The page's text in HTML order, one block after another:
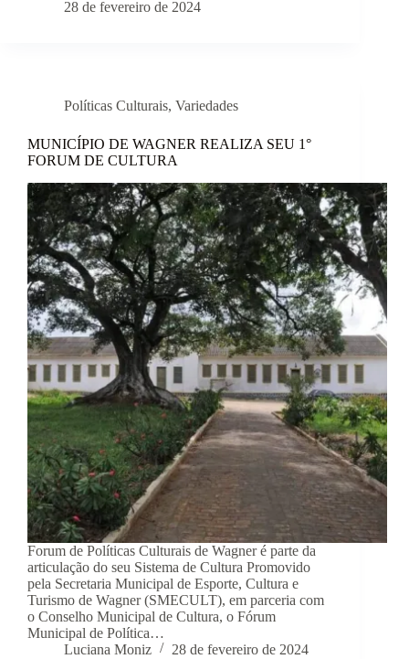
28 de fevereiro de 2024
Políticas Culturais, Variedades
MUNICÍPIO DE WAGNER REALIZA SEU 1°
FORUM DE CULTURA
Forum de Políticas Culturais de Wagner é parte da
articulação do seu Sistema de Cultura Promovido
pela Secretaria Municipal de Esporte, Cultura e
Turismo de Wagner (SMECULT), em parceria com
o Conselho Municipal de Cultura, o Fórum
Municipal de Política…
Luciana Moniz
28 de fevereiro de 2024